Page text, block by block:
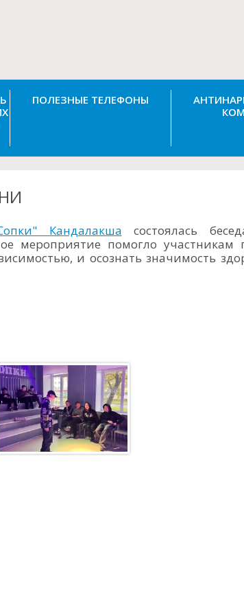
ПОЛЕЗНЫЕ ТЕЛЕФОНЫ
Кандалакша состоялась
мероприятие помогло участникам
и осознать значимость